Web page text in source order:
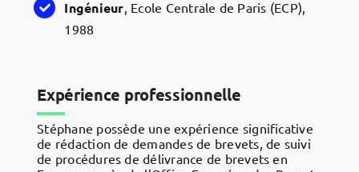
Ingénieur, Ecole Centrale de Paris (ECP),
1988
Expérience professionnelle
Stéphane possède une expérience significative
de rédaction de demandes de brevets, de suivi
de procédures de délivrance de brevets en